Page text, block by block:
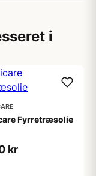
i
Fyrretræsolie
kr